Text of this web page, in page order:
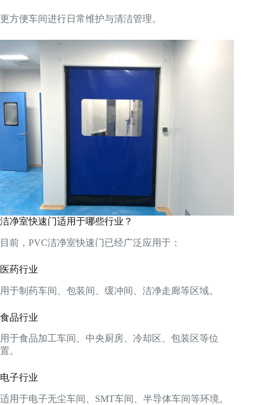
更方便车间进行日常维护与清洁管理。
洁净室快速门适用于哪些行业？
目前，PVC洁净室快速门已经广泛应用于：
医药行业
用于制药车间、包装间、缓冲间、洁净走廊等区域。
食品行业
用于食品加工车间、中央厨房、冷却区、包装区等位
置。
电子行业
适用于电子无尘车间、SMT车间、半导体车间等环境。